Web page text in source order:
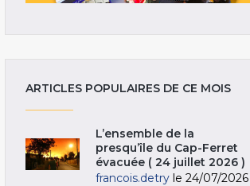
ARTICLES POPULAIRES DE CE MOIS
L’ensemble de la
presqu’île du Cap-Ferret
évacuée ( 24 juillet 2026 )
francois.detry le 24/07/2026